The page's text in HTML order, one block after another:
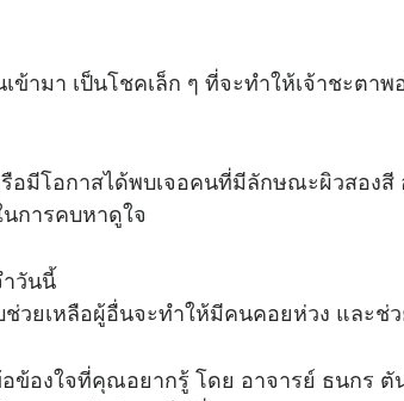
เข้ามา เป็นโชคเล็ก ๆ ที่จะทำให้เจ้าชะตา
อมีโอกาสได้พบเจอคนที่มีลักษณะผิวสอง
การคบหาดูใจ
วันนี้
วยเหลือผู้อื่นจะทำให้มีคนคอยห่วง และช่
ข้องใจที่คุณอยากรู้ โดย อาจารย์ ธนกร ตั